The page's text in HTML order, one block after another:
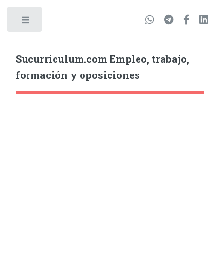
Sucurriculum.com Empleo, trabajo,
formación y oposiciones